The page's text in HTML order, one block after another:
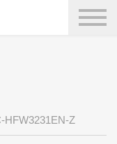
HFW3231EN-Z